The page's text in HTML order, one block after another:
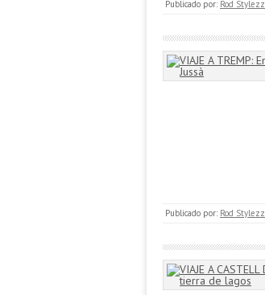
Publicado por: Rod Stylezz
Publicado por: Rod Stylezz